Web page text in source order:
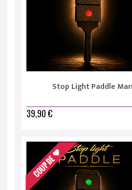
Stop Light Paddle
39,90 €